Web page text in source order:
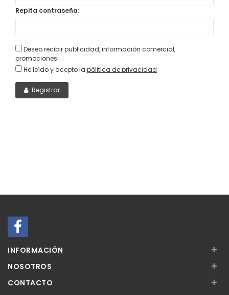
Repita contraseña:
Deseo recibir publicidad, información comercial,
promociones
He leído y acepto la pólitica de privacidad
Registrar
INFORMACIÓN +
NOSOTROS +
CONTACTO +